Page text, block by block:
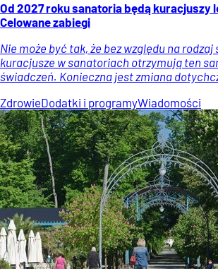
Od 2027 roku sanatoria będą kuracjuszy
Celowane zabiegi
Nie może być tak, że bez względu na rodzaj
kuracjusze w sanatoriach otrzymują ten
świadczeń. Konieczna jest zmiana
ZdrowieDodatki i programyWiadomości